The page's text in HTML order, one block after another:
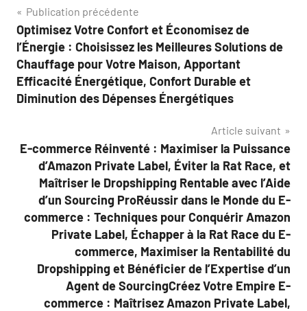
Navigation
de
l’article
Publication précédente
Optimisez Votre Confort et Économisez de
l’Énergie : Choisissez les Meilleures Solutions de
Chauffage pour Votre Maison, Apportant
Efficacité Énergétique, Confort Durable et
Diminution des Dépenses Énergétiques
Article suivant
E-commerce Réinventé : Maximiser la Puissance
d’Amazon Private Label, Éviter la Rat Race, et
Maîtriser le Dropshipping Rentable avec l’Aide
d’un Sourcing ProRéussir dans le Monde du E-
commerce : Techniques pour Conquérir Amazon
Private Label, Échapper à la Rat Race du E-
commerce, Maximiser la Rentabilité du
Dropshipping et Bénéficier de l’Expertise d’un
Agent de SourcingCréez Votre Empire E-
commerce : Maîtrisez Amazon Private Label,